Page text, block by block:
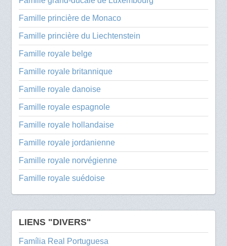
Famille princière de Monaco
Famille princière du Liechtenstein
Famille royale belge
Famille royale britannique
Famille royale danoise
Famille royale espagnole
Famille royale hollandaise
Famille royale jordanienne
Famille royale norvégienne
Famille royale suédoise
LIENS "DIVERS"
Família Real Portuguesa